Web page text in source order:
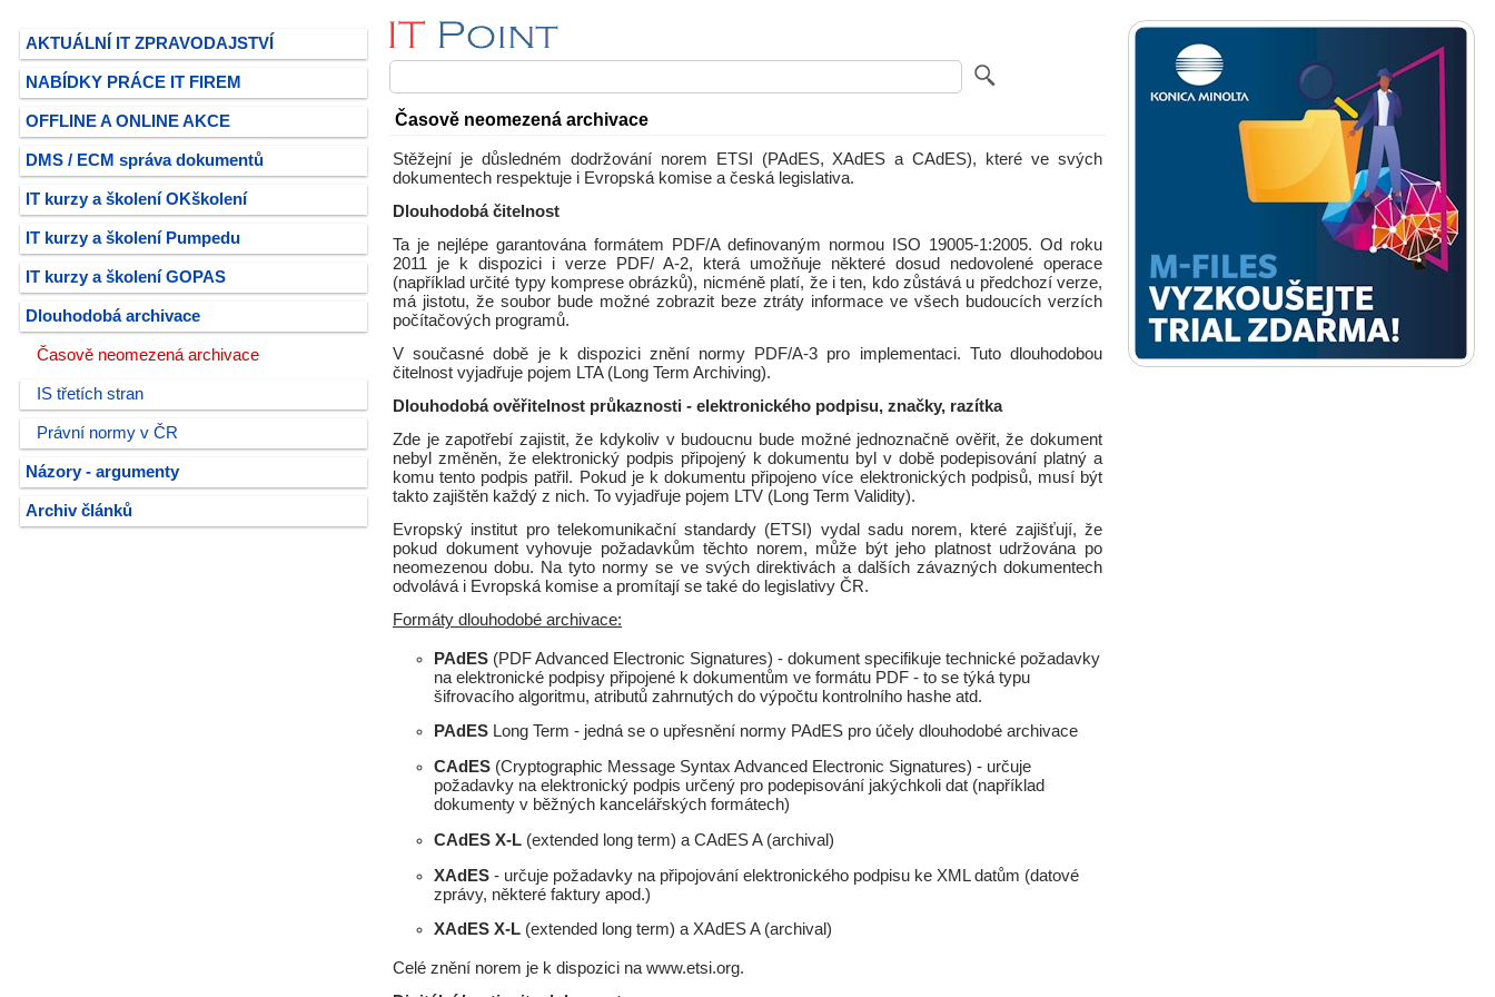
AKTUÁLNÍ IT ZPRAVODAJSTVÍ
NABÍDKY PRÁCE IT FIREM
OFFLINE A ONLINE AKCE
DMS / ECM správa dokumentů
IT kurzy a školení OKškolení
IT kurzy a školení Pumpedu
IT kurzy a školení GOPAS
Dlouhodobá archivace
Časově neomezená archivace
IS třetích stran
Právní normy v ČR
Názory - argumenty
Archiv článků
Časově neomezená archivace
Stěžejní je důsledném dodržování norem ETSI (PAdES, XAdES a CAdES), které ve svých
dokumentech respektuje i Evropská komise a česká legislativa.
Dlouhodobá čitelnost
Ta je nejlépe garantována formátem PDF/A definovaným normou ISO 19005-1:2005. Od roku
2011 je k dispozici i verze PDF/ A-2, která umožňuje některé dosud nedovolené operace
(například určité typy komprese obrázků), nicméně platí, že i ten, kdo zůstává u předchozí verze,
má jistotu, že soubor bude možné zobrazit beze ztráty informace ve všech budoucích verzích
počítačových programů.
V současné době je k dispozici znění normy PDF/A-3 pro implementaci. Tuto dlouhodobou
čitelnost vyjadřuje pojem LTA (Long Term Archiving).
Dlouhodobá ověřitelnost průkaznosti - elektronického podpisu, značky, razítka
Zde je zapotřebí zajistit, že kdykoliv v budoucnu bude možné jednoznačně ověřit, že dokument
nebyl změněn, že elektronický podpis připojený k dokumentu byl v době podepisování platný a
komu tento podpis patřil. Pokud je k dokumentu připojeno více elektronických podpisů, musí být
takto zajištěn každý z nich. To vyjadřuje pojem LTV (Long Term Validity).
Evropský institut pro telekomunikační standardy (ETSI) vydal sadu norem, které zajišťují, že
pokud dokument vyhovuje požadavkům těchto norem, může být jeho platnost udržována po
neomezenou dobu. Na tyto normy se ve svých direktivách a dalších závazných dokumentech
odvolává i Evropská komise a promítají se také do legislativy ČR.
Formáty dlouhodobé archivace:
PAdES (PDF Advanced Electronic Signatures) - dokument specifikuje technické požadavky
na elektronické podpisy připojené k dokumentům ve formátu PDF - to se týká typu
šifrovacího algoritmu, atributů zahrnutých do výpočtu kontrolního hashe atd.
PAdES Long Term - jedná se o upřesnění normy PAdES pro účely dlouhodobé archivace
CAdES (Cryptographic Message Syntax Advanced Electronic Signatures) - určuje
požadavky na elektronický podpis určený pro podepisování jakýchkoli dat (například
dokumenty v běžných kancelářských formátech)
CAdES X-L (extended long term) a CAdES A (archival)
XAdES - určuje požadavky na připojování elektronického podpisu ke XML datům (datové
zprávy, některé faktury apod.)
XAdES X-L (extended long term) a XAdES A (archival)
Celé znění norem je k dispozici na www.etsi.org.